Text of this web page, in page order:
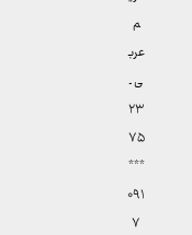
م
عرب
ی ـ
۲۳
۷۵
***
۰۹۱
۷